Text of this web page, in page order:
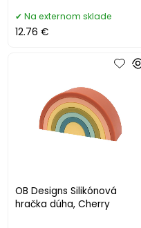
Na externom sklade
12.76 €
OB Designs Silikónová
hračka dúha, Cherry